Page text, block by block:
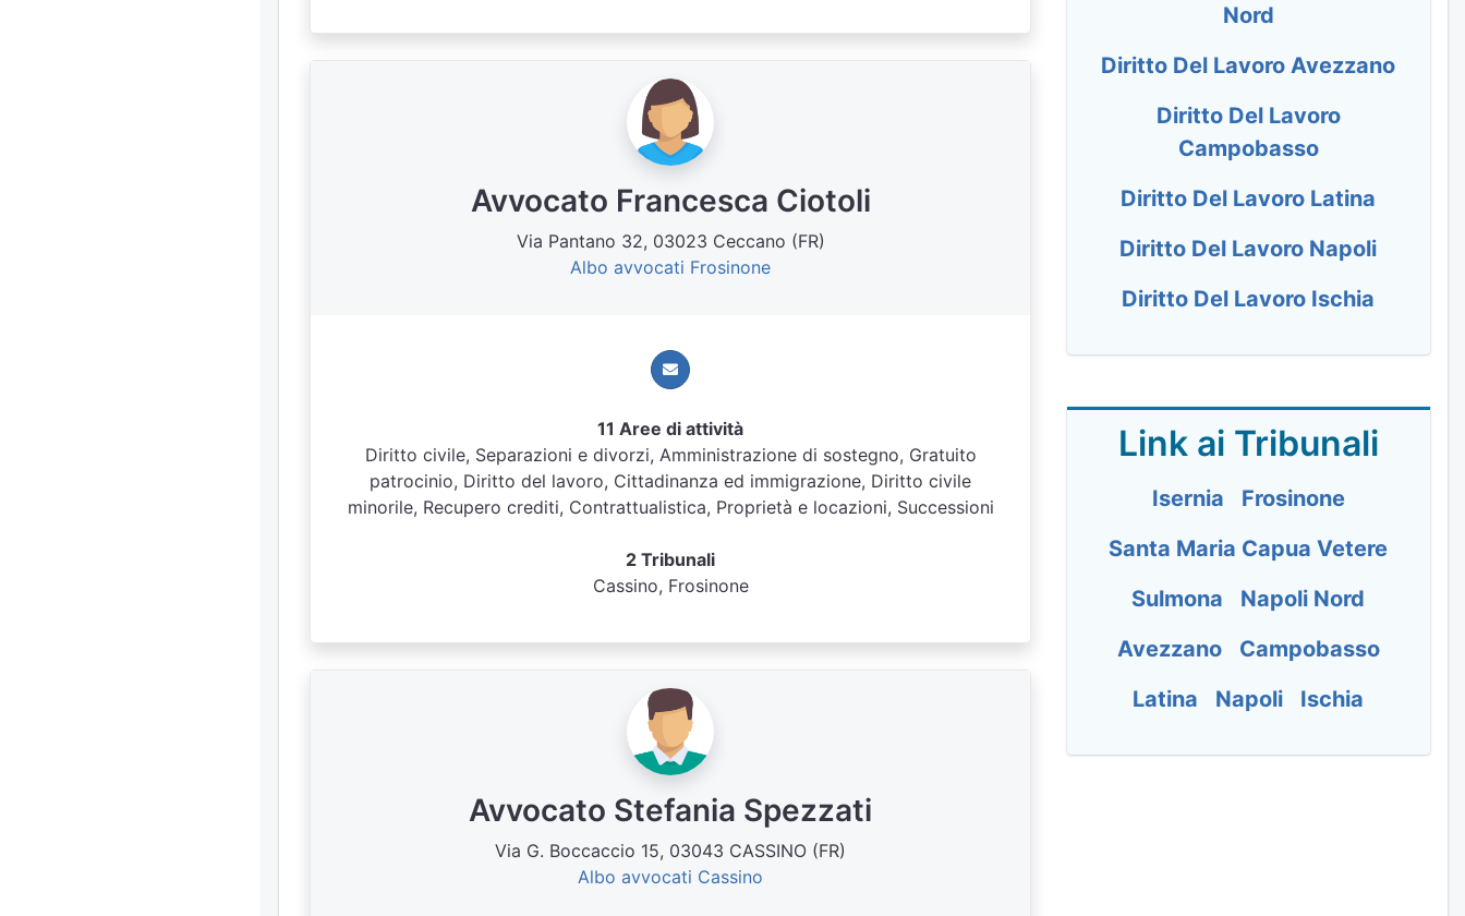
Avvocato Francesca Ciotoli
Via Pantano 32, 03023 Ceccano (FR)
Albo avvocati Frosinone
11 Aree di attività
Diritto civile, Separazioni e divorzi, Amministrazione di sostegno, Gratuito
patrocinio, Diritto del lavoro, Cittadinanza ed immigrazione, Diritto civile
minorile, Recupero crediti, Contrattualistica, Proprietà e locazioni, Successioni
2 Tribunali
Cassino, Frosinone
Avvocato Stefania Spezzati
Via G. Boccaccio 15, 03043 CASSINO (FR)
Albo avvocati Cassino
Nord
Diritto Del Lavoro Avezzano
Diritto Del Lavoro
Campobasso
Diritto Del Lavoro Latina
Diritto Del Lavoro Napoli
Diritto Del Lavoro Ischia
Link ai Tribunali
Isernia
Frosinone
Santa Maria Capua Vetere
Sulmona
Napoli Nord
Avezzano
Campobasso
Latina
Napoli Ischia